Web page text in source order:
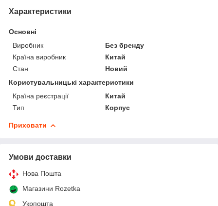
Характеристики
Основні
Виробник
Без бренду
Країна виробник
Китай
Стан
Новий
Користувальницькі характеристики
Країна реєстрації
Китай
Тип
Корпус
Приховати
Умови доставки
Нова Пошта
Магазини Rozetka
Укрпошта